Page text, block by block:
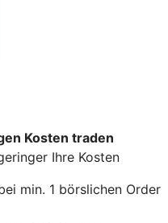
Kosten traden
Ihre Kosten
min. 1 börslichen Order